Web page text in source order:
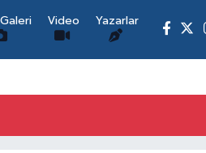
Video Yazarlar